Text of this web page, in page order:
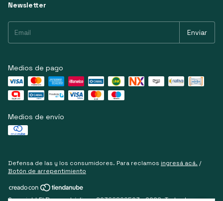
Newsletter
Medios de pago
Medios de envío
Defensa de las y los consumidores. Para reclamos ingresá acá. /
Botón de arrepentimiento